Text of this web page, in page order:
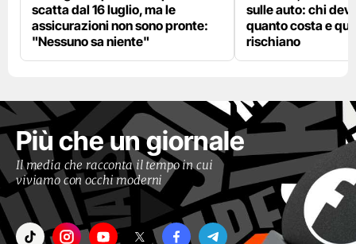
scatta dal 16 luglio, ma le
assicurazioni non sono pronte:
"Nessuno sa niente"
sulle auto: chi
quanto costa e
rischiano
Più che un giornale
Il media che racconta il tempo in cui
viviamo con occhi moderni